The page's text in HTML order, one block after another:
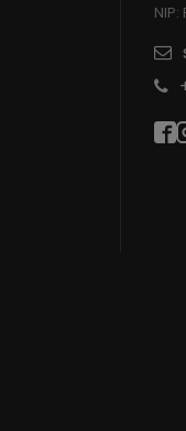
NIP: